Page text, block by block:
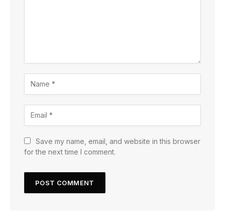
Save my name, email, and website in this browser
for the next time I comment.